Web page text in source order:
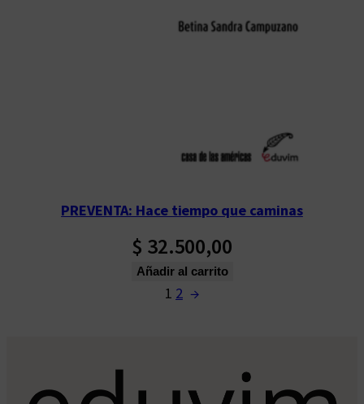
PREVENTA: Hace tiempo que caminas
$ 32.500,00
Añadir al carrito
1 2 →